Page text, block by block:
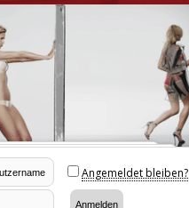
Angemeldet bleiben?